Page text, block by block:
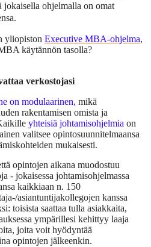
jokaisella ohjelmalla on omat
yliopiston Executive MBA-ohjelma,
käytännön tasolla?
verkostojasi
on modulaarinen, mikä
rakentamisen omista ja
yhteisiä johtamisohjelmia on
valitsee opintosuunnitelmaansa
mukaisesti.
opintojen aikana muodostuu
- jokaisessa johtamisohjelmassa
kaikkiaan n. 150
asiantuntijakollegojen kanssa
toisista saattaa tulla asiakkaita,
ympärillesi kehittyy laaja
joita voit hyödyntää
opintojen jälkeenkin.